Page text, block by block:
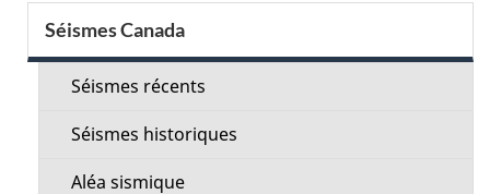
Menu
de
Séismes Canada
Séismes récents
Séismes historiques
Aléa sismique